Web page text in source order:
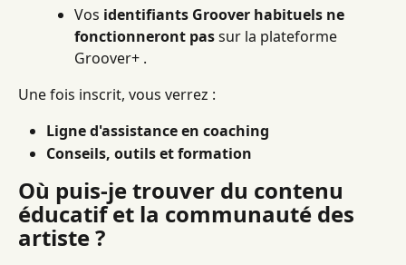
Vos identifiants Groover habituels ne
fonctionneront pas sur la plateforme
Groover+ .
Une fois inscrit, vous verrez :
Ligne d'assistance en coaching
Conseils, outils et formation
Où puis-je trouver du contenu
éducatif et la communauté des
artiste ?